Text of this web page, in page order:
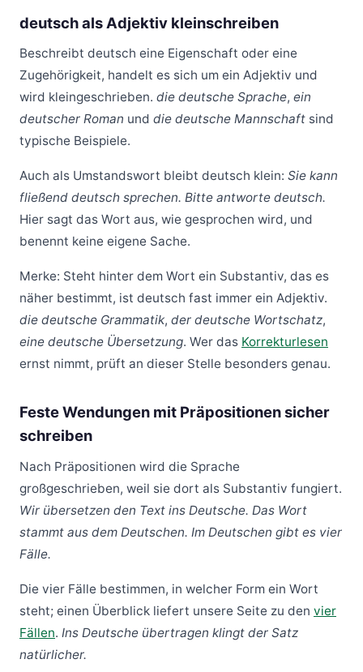
deutsch als Adjektiv kleinschreiben
Beschreibt deutsch eine Eigenschaft oder eine
Zugehörigkeit, handelt es sich um ein Adjektiv und
wird kleingeschrieben. die deutsche Sprache, ein
deutscher Roman und die deutsche Mannschaft sind
typische Beispiele.
Auch als Umstandswort bleibt deutsch klein: Sie kann
fließend deutsch sprechen. Bitte antworte deutsch.
Hier sagt das Wort aus, wie gesprochen wird, und
benennt keine eigene Sache.
Merke: Steht hinter dem Wort ein Substantiv, das es
näher bestimmt, ist deutsch fast immer ein Adjektiv.
die deutsche Grammatik, der deutsche Wortschatz,
eine deutsche Übersetzung. Wer das Korrekturlesen
ernst nimmt, prüft an dieser Stelle besonders genau.
Feste Wendungen mit Präpositionen sicher
schreiben
Nach Präpositionen wird die Sprache
großgeschrieben, weil sie dort als Substantiv fungiert.
Wir übersetzen den Text ins Deutsche. Das Wort
stammt aus dem Deutschen. Im Deutschen gibt es vier
Fälle.
Die vier Fälle bestimmen, in welcher Form ein Wort
steht; einen Überblick liefert unsere Seite zu den vier
Fällen. Ins Deutsche übertragen klingt der Satz
natürlicher.